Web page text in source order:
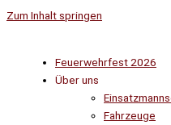
Zum Inhalt springen
Feuerwehrfest 2026
Über uns
Fahrzeuge